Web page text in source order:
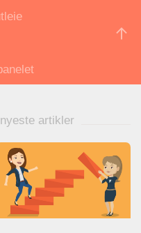
artikler